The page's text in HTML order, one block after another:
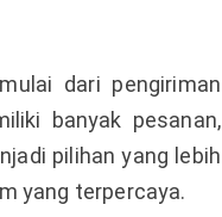
dari pengiriman
banyak pesanan,
pilihan yang lebih
yang terpercaya.